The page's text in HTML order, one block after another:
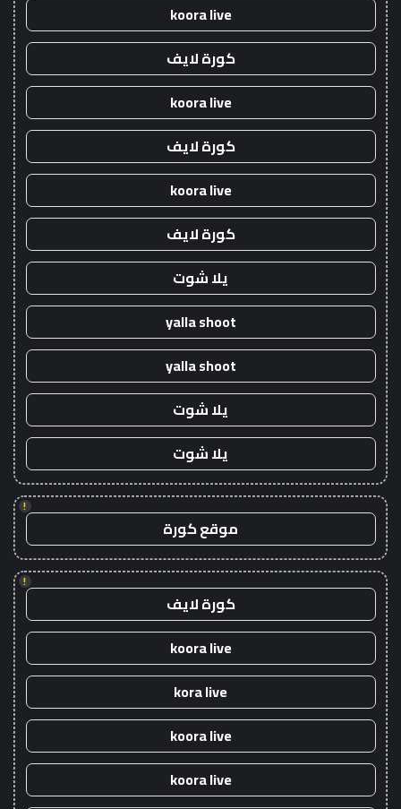
koora live
كورة لايف
koora live
كورة لايف
koora live
كورة لايف
يلا شوت
yalla shoot
yalla shoot
يلا شوت
يلا شوت
!
موقع كورة
!
كورة لايف
koora live
kora live
koora live
koora live